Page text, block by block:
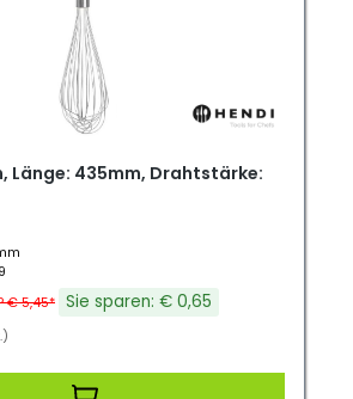
Länge: 435mm, Drahtstärke:
€ 5,45* Sie sparen: € 0,65